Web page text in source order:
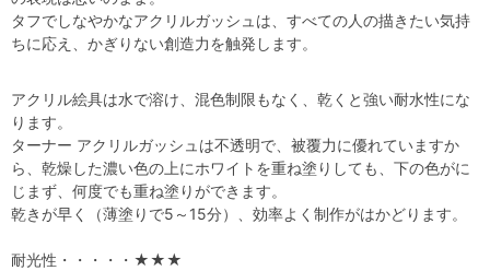
タフでしなやかなアクリルガッシュは、すべての人の描きたい気持
ちに応え、かぎりない創造力を触発します。
アクリル絵具は水で溶け、混色制限もなく、乾くと強い耐水性にな
ります。
ターナー アクリルガッシュは不透明で、被覆力に優れていますか
ら、乾燥した濃い色の上にホワイトを重ね塗りしても、下の色がに
じまず、何度でも重ね塗りができます。
乾きが早く（薄塗りで5～15分）、効率よく制作がはかどります。
耐光性・・・・・★★★